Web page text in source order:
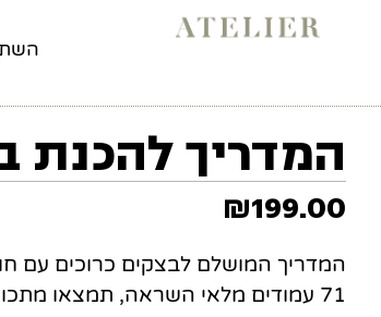
המדריך להכנת
₪199.00
המדריך המושלם לבצקים כרוכים עם
71 עמודים מלאי השראה, תמצאו